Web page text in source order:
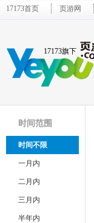
17173首页 页游网
17173旗下
时间范围
时间不限
一月内
二月内
三月内
半年内